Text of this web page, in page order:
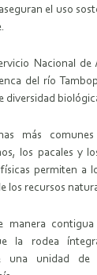
el uso
Nacional de
del río
diversidad
más
los pacales y
permiten a
los recursos
manera
la rodea
una unidad de